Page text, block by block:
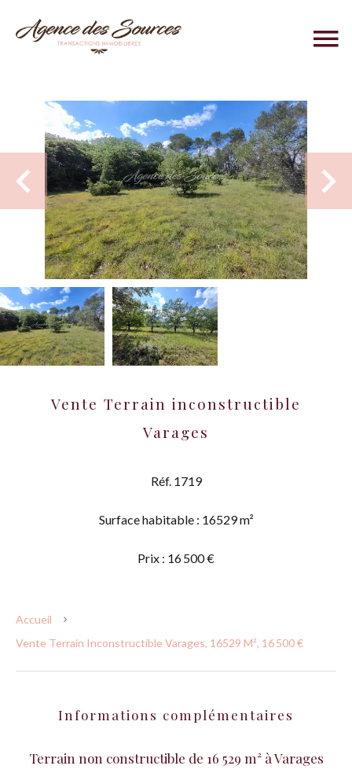
Vente Terrain inconstructible
Varages
Réf. 1719
Surface habitable : 16529 m²
Prix : 16 500 €
Accueil
Vente Terrain Inconstructible Varages, 16529 M², 16 500 €
Informations complémentaires
Terrain non constructible de 16 529 m² à Varages